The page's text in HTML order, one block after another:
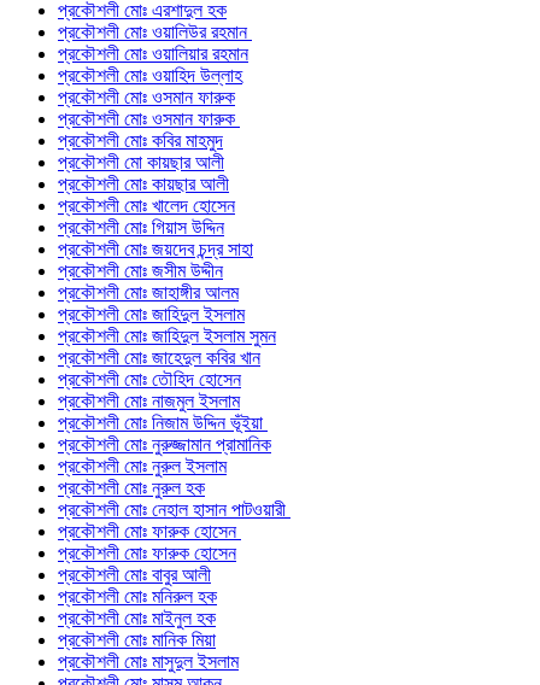
প্রকৌশলী মোঃ এরশাদুল হক
প্রকৌশলী মোঃ ওয়ালিউর রহমান
প্রকৌশলী মোঃ ওয়ালিয়ার রহমান
প্রকৌশলী মোঃ ওয়াহিদ উল্লাহ
প্রকৌশলী মোঃ ওসমান ফারুক
প্রকৌশলী মোঃ ওসমান ফারুক
প্রকৌশলী মোঃ কবির মাহমুদ
প্রকৌশলী মো কায়ছার আলী
প্রকৌশলী মোঃ কায়ছার আলী
প্রকৌশলী মোঃ খালেদ হোসেন
প্রকৌশলী মোঃ গিয়াস উদ্দিন
প্রকৌশলী মোঃ জয়দেব চন্দ্র সাহা
প্রকৌশলী মোঃ জসীম উদ্দীন
প্রকৌশলী মোঃ জাহাঙ্গীর আলম
প্রকৌশলী মোঃ জাহিদুল ইসলাম
প্রকৌশলী মোঃ জাহিদুল ইসলাম সুমন
প্রকৌশলী মোঃ জাহেদুল কবির খান
প্রকৌশলী মোঃ তৌহিদ হোসেন
প্রকৌশলী মোঃ নাজমুল ইসলাম
প্রকৌশলী মোঃ নিজাম উদ্দিন ভূঁইয়া
প্রকৌশলী মোঃ নুরুজ্জামান প্রামানিক
প্রকৌশলী মোঃ নুরুল ইসলাম
প্রকৌশলী মোঃ নুরুল হক
প্রকৌশলী মোঃ নেহাল হাসান পাটওয়ারী
প্রকৌশলী মোঃ ফারুক হোসেন
প্রকৌশলী মোঃ ফারুক হোসেন
প্রকৌশলী মোঃ বাবুর আলী
প্রকৌশলী মোঃ মনিরুল হক
প্রকৌশলী মোঃ মাইনুল হক
প্রকৌশলী মোঃ মানিক মিয়া
প্রকৌশলী মোঃ মাসুদুল ইসলাম